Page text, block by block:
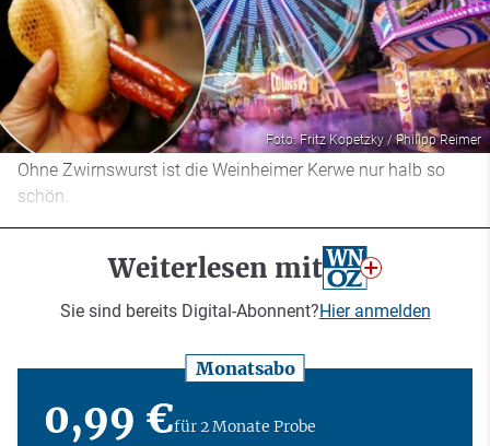
Foto: Fritz Kopetzky / Philipp Reimer
Ohne Zwirnswurst ist die Weinheimer Kerwe nur halb so
schön.
Weiterlesen mit
Sie sind bereits Digital-Abonnent?Hier anmelden
Monatsabo
0,99 €für 2 Monate Probe